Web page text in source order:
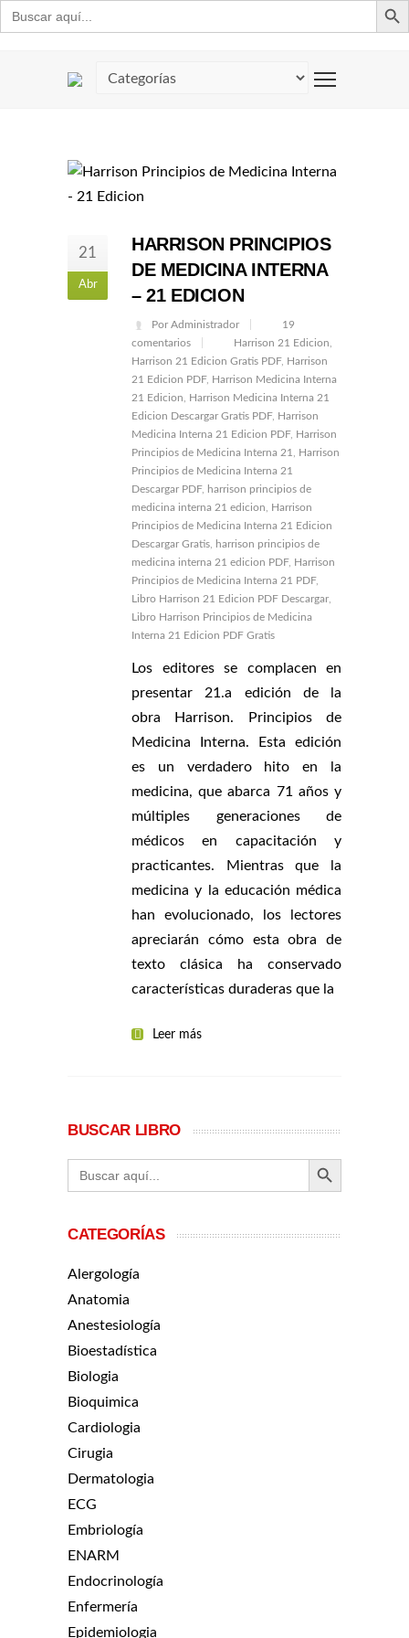
21
Abr
HARRISON PRINCIPIOS
DE MEDICINA INTERNA
– 21 EDICION
Por Administrador
19
comentarios
Harrison 21 Edicion
Harrison 21 Edicion Gratis PDF, Harrison
21 Edicion PDF, Harrison Medicina Interna
21 Edicion
Harrison Medicina Interna 21
Edicion Descargar Gratis PDF, Harrison
Medicina Interna 21 Edicion PDF, Harrison
Principios de Medicina Interna 21
Harrison
Principios de Medicina Interna 21
Descargar PDF, harrison principios de
medicina interna 21 edicion
Harrison
Principios de Medicina Interna 21 Edicion
Descargar Gratis
harrison principios de
medicina interna 21 edicion PDF, Harrison
Principios de Medicina Interna 21 PDF,
Libro Harrison 21 Edicion PDF Descargar
Libro Harrison Principios de Medicina
Interna 21 Edicion PDF Gratis
Los editores se complacen en
presentar 21.a edición de la
obra Harrison. Principios de
Medicina Interna. Esta edición
es un verdadero hito en la
medicina, que abarca 71 años y
múltiples generaciones de
médicos en capacitación y
practicantes. Mientras que la
medicina y la educación médica
han evolucionado, los lectores
apreciarán cómo esta obra de
texto clásica ha conservado
características duraderas que la
Leer más
BUSCAR LIBRO
BOTÓN DE
CATEGORÍAS
Alergología
Anatomia
Anestesiología
Bioestadística
Biologia
Bioquimica
Cardiologia
Cirugia
Dermatologia
ECG
Embriología
ENARM
Endocrinología
Enfermería
Epidemiologia